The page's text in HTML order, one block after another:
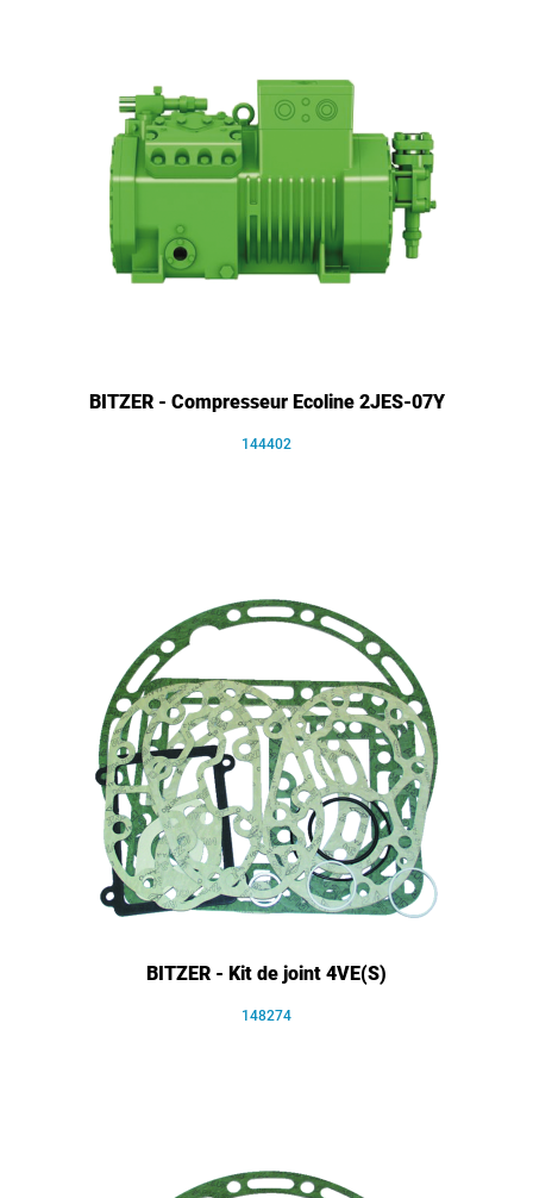
BITZER - Compresseur Ecoline 2JES-07Y
144402
BITZER - Kit de joint 4VE(S)
148274